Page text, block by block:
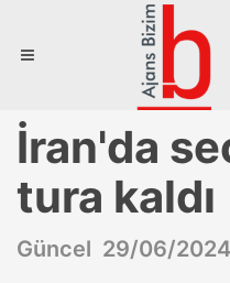
İran'da
tura kaldı
Güncel 29/06/2024